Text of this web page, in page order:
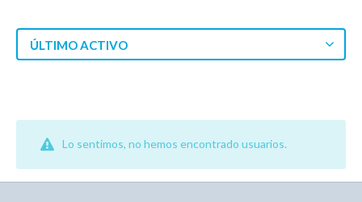
ÚLTIMO ACTIVO
Lo sentimos, no hemos encontrado usuarios.